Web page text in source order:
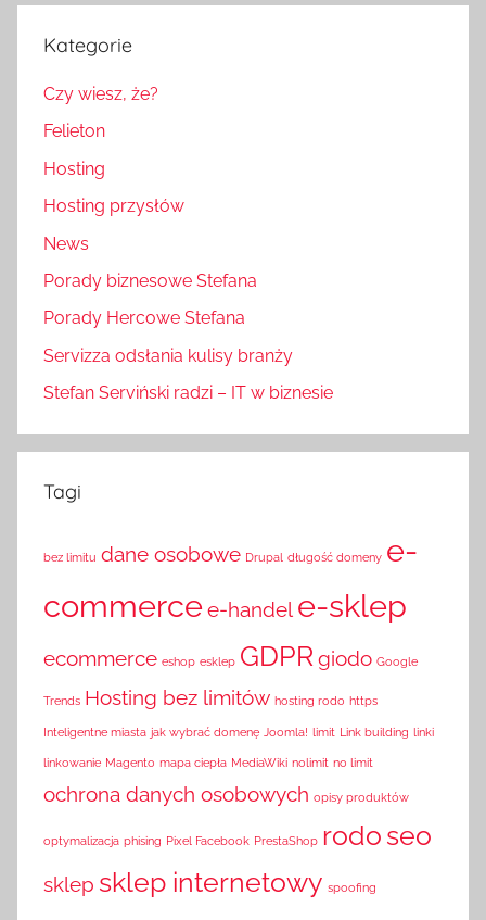
Kategorie
Czy wiesz, że?
Felieton
Hosting
Hosting przysłów
News
Porady biznesowe Stefana
Porady Hercowe Stefana
Servizza odsłania kulisy branży
Stefan Serviński radzi – IT w biznesie
Tagi
bez limitu dane osobowe Drupal długość domeny e-
commercee-handel e-sklep
ecommerce eshop esklep GDPRgiodo Google
Trends Hosting bez limitów hosting rodo https
Inteligentne miasta jak wybrać domenę Joomla! limit Link building linki
linkowanie Magento mapa ciepła MediaWiki nolimit no limit
ochrona danych osobowych opisy produktów
optymalizacja phising Pixel Facebook PrestaShop rodo seo
sklep sklep internetowy spoofing